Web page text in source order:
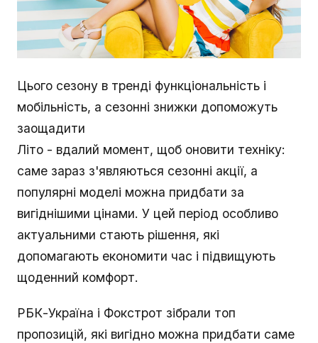
Цього сезону в тренді функціональність і
мобільність, а сезонні знижки допоможуть
заощадити
Літо - вдалий момент, щоб оновити техніку:
саме зараз з'являються сезонні акції, а
популярні моделі можна придбати за
вигіднішими цінами. У цей період особливо
актуальними стають рішення, які
допомагають економити час і підвищують
щоденний комфорт.
РБК-Україна і Фокстрот зібрали топ
пропозицій, які вигідно можна придбати саме